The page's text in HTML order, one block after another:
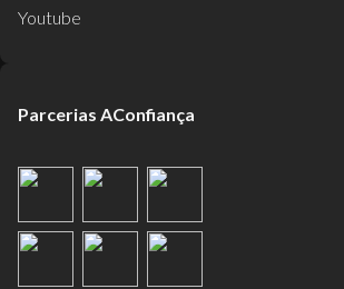
Youtube
Parcerias AConfiança